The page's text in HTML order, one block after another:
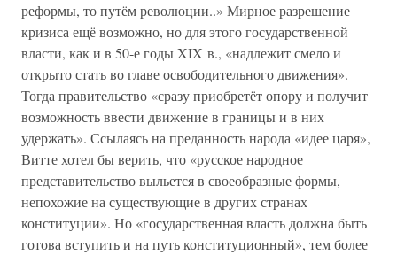
реформы, то путём революции..» Мирное разрешение
кризиса ещё возможно, но для этого государственной
власти, как и в 50-е годы XIX в., «надлежит смело и
открыто стать во главе освободительного движения».
Тогда правительство «сразу приобретёт опору и получит
возможность ввести движение в границы и в них
удержать». Ссылаясь на преданность народа «идее царя»,
Витте хотел бы верить, что «русское народное
представительство выльется в своеобразные формы,
непохожие на существующие в других странах
конституции». Но «государственная власть должна быть
готова вступить и на путь конституционный», тем более